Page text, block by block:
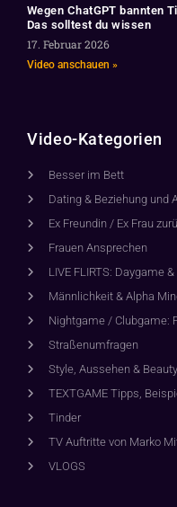
Wegen ChatGPT bannten
Das solltest du wissen
17. Februar 2026
Video anschauen »
Video-Kategorien
Besser im Bett
Dating & Beziehung und
Ex Freundin / Ex Frau
Frauen Ansprechen
LIVE FLIRTS: Daygame
Männlichkeit & Alpha
Nightgame / Clubgame:
Straßenumfragen
Style, Aussehen &
TEXTGAME Tipps,
Tinder
TV Auftritte von Marko
VLOGS